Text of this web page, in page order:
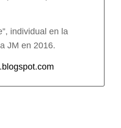
individual en la
JM en 2016.